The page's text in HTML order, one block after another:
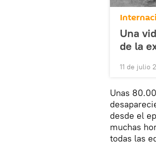
Una
de la
11 de julio
Unas
desde el
muchas
todas las